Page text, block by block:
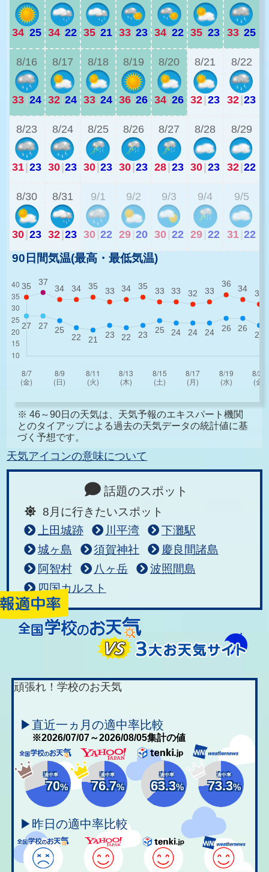
34|25 34|22 35|21 33|23 34|22 35|23 33|25
8/16
33|24
8/17
32|24
8/18
33|24
8/19
36|26
8/20
34|26
8/21
32|23
8/22
32|23
8/23
31|23
8/24
30|23
8/25
30|23
8/26
30|23
8/27
28|23
8/28
30|23
8/29
32|22
8/30
30|23
8/31
32|23
9/1
30 22
9/2
29 20
9/3
30 22
9/4
29 22
9/5
31 22
90日間気温(最高・最低気温)
※ 46～90日の天気は、天気予報のエキスパート機関
とのタイアップによる過去の天気データの統計値に基
づく予想です。
天気アイコンの意味について
話題のスポット
8月に行きたいスポット
上田城跡
川平湾
下灘駅
城ヶ島
須賀神社
慶良間諸島
阿智村
八ヶ岳
波照間島
四国カルスト
頑張れ！学校のお天気
▶直近一ヵ月の適中率比較
※2026/07/07～2026/08/05集計の値
適中率
70%
適中率
76.7%
適中率
63.3%
適中率
73.3%
▶昨日の適中率比較